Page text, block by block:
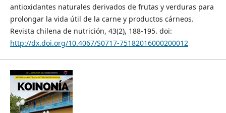
antioxidantes naturales derivados de frutas y verduras para
prolongar la vida útil de la carne y productos cárneos.
Revista chilena de nutrición, 43(2), 188-195. doi:
http://dx.doi.org/10.4067/S0717-75182016000200012